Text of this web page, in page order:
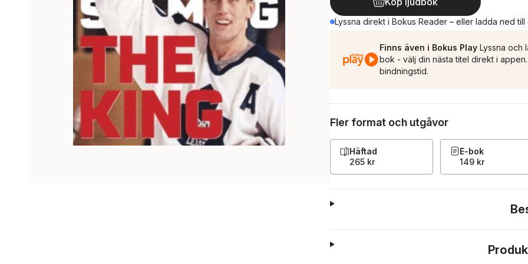
Lyssna direkt i Bokus Reader – eller ladda ned
Finns även i Bokus Play Lyssna och
bok - välj din nästa titel direkt i
bindningstid.
Fler format och utgåvor
Häftad
265 kr
E-bok
149 kr